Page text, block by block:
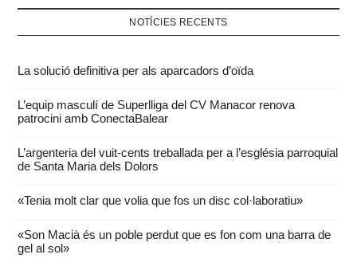
NOTÍCIES RECENTS
La solució definitiva per als aparcadors d’oïda
L’equip masculí de Superlliga del CV Manacor renova
patrocini amb ConectaBalear
L’argenteria del vuit-cents treballada per a l’església parroquial
de Santa Maria dels Dolors
«Tenia molt clar que volia que fos un disc col·laboratiu»
«Son Macià és un poble perdut que es fon com una barra de
gel al sol»